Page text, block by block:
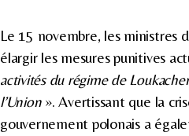
Le 15 novembre, les ministres
élargir les mesures punitives
activités du régime de
l’Union ». Avertissant que la
gouvernement polonais a